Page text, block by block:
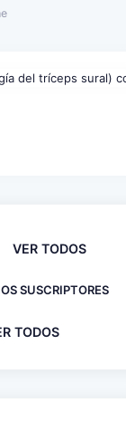
VER TODOS
SUSCRIPTORES
TODOS